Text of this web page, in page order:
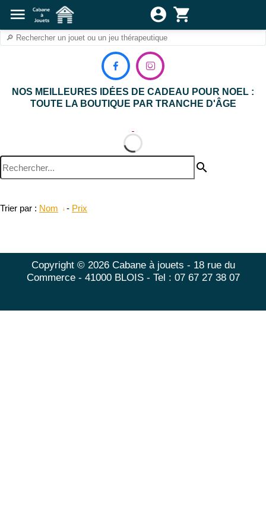
 
NOS MEILLEURES IDÉES DE CADEAU POUR NOEL :
TOUTE LA BOUTIQUE PAR TRANCHE D'ÂGE
search
Trier par : Nom - Prix
Copyright © 2026 Cabane à jouets - 18 rue du
Commerce - 41000 BLOIS - Tel : 07 67 27 38 07
menu account_circle shopping_cart